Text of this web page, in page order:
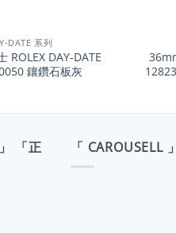
DATE 系列
ROLEX DAY-DATE
鑲鑽石板灰
「正
「 CAROUSELL